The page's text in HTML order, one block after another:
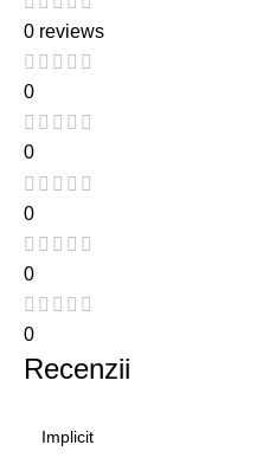
0 reviews
0
0
0
0
0
Recenzii